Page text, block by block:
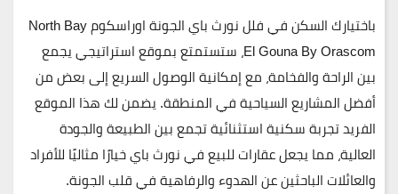
باختيارك السكن في فلل نورث باي الجونة اوراسكومNorth Bay
El Gouna By Orascom، ستستمتع بموقع استراتيجي يجمع
بين الراحة والفخامة، مع إمكانية الوصول السريع إلى بعض من
أفضل المشاريع السياحية في المنطقة. يضمن لك هذا الموقع
الفريد تجربة سكنية استثنائية تجمع بين الطبيعة والجودة
العالية، مما يجعل عقارات للبيع في نورث باي خيارًا مثاليًا للأفراد
والعائلات الباحثين عن الهدوء والرفاهية في قلب الجونة.